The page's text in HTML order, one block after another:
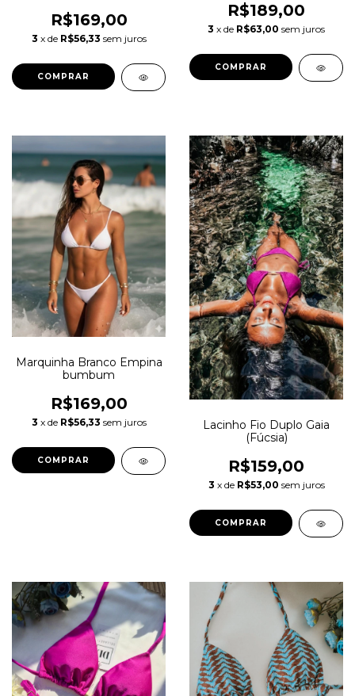
R$169,00
3 x de R$56,33 sem juros
COMPRAR
R$189,00
3 x de R$63,00 sem juros
COMPRAR
Marquinha Branco Empina
bumbum
R$169,00
3 x de R$56,33 sem juros
COMPRAR
Lacinho Fio Duplo Gaia
(Fúcsia)
R$159,00
3 x de R$53,00 sem juros
COMPRAR